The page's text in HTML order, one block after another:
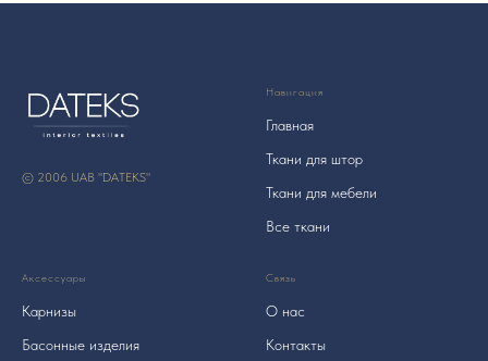
© 2006 UAB "DATEKS"
Навигация
Главная
Ткани для штор
Ткани для мебели
Все ткани
Аксессуары
Карнизы
Басонные изделия
Связь
О нас
Контакты